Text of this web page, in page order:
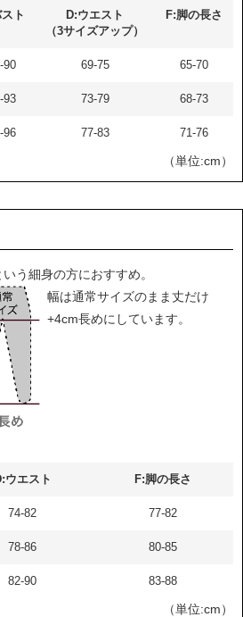
ト
D:ウエスト
（3サイズアップ）
F:脚の長さ
90 69-75 65-70
93 73-79 68-73
96 77-83 71-76
（単位:cm）
う細身の方におすすめ。
幅は通常サイズのまま丈だけ
+4cm長めにしています。
ウエスト F:脚の長さ
74-82 77-82
78-86 80-85
82-90 83-88
（単位:cm）